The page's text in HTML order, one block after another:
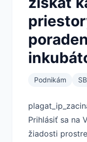
Podnikám
Prihlásiť sa na
žiadosti